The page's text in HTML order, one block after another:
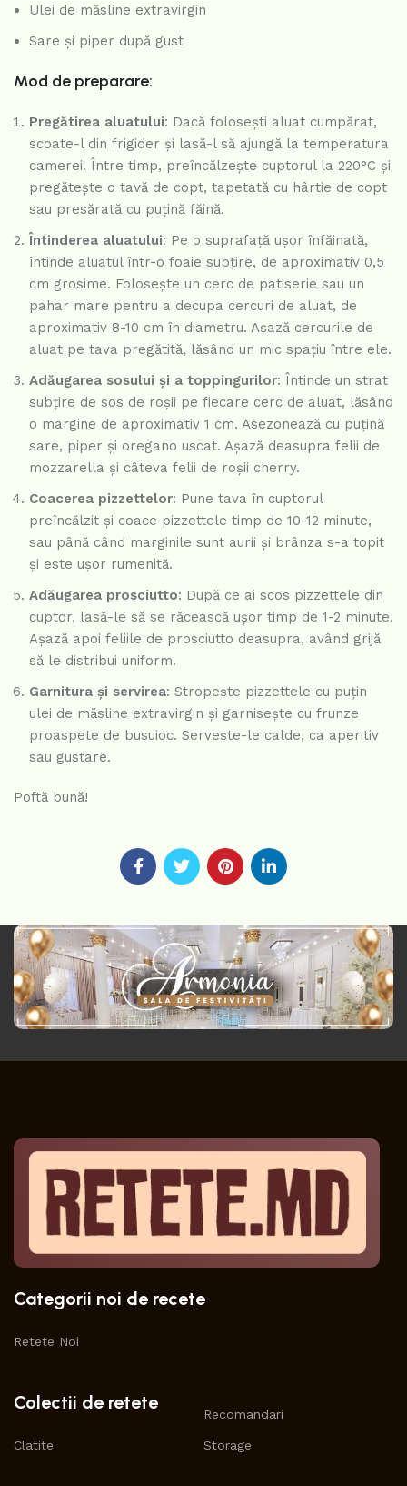
Ulei de măsline extravirgin
Sare și piper după gust
Mod de preparare:
Pregătirea aluatului: Dacă folosești aluat cumpărat,
scoate-l din frigider și lasă-l să ajungă la temperatura
camerei. Între timp, preîncălzește cuptorul la 220°C și
pregătește o tavă de copt, tapetată cu hârtie de copt
sau presărată cu puțină făină.
Întinderea aluatului: Pe o suprafață ușor înfăinată,
întinde aluatul într-o foaie subțire, de aproximativ 0,5
cm grosime. Folosește un cerc de patiserie sau un
pahar mare pentru a decupa cercuri de aluat, de
aproximativ 8-10 cm în diametru. Așază cercurile de
aluat pe tava pregătită, lăsând un mic spațiu între ele.
Adăugarea sosului și a toppingurilor: Întinde un strat
subțire de sos de roșii pe fiecare cerc de aluat, lăsând
o margine de aproximativ 1 cm. Asezonează cu puțină
sare, piper și oregano uscat. Așază deasupra felii de
mozzarella și câteva felii de roșii cherry.
Coacerea pizzettelor: Pune tava în cuptorul
preîncălzit și coace pizzettele timp de 10-12 minute,
sau până când marginile sunt aurii și brânza s-a topit
și este ușor rumenită.
Adăugarea prosciutto: După ce ai scos pizzettele din
cuptor, lasă-le să se răcească ușor timp de 1-2 minute.
Așază apoi feliile de prosciutto deasupra, având grijă
să le distribui uniform.
Garnitura și servirea: Stropește pizzettele cu puțin
ulei de măsline extravirgin și garnisește cu frunze
proaspete de busuioc. Servește-le calde, ca aperitiv
sau gustare.
Poftă bună!
Categorii noi de recete
Retete Noi
Colectii de retete
Clatite
Recomandari
Storage